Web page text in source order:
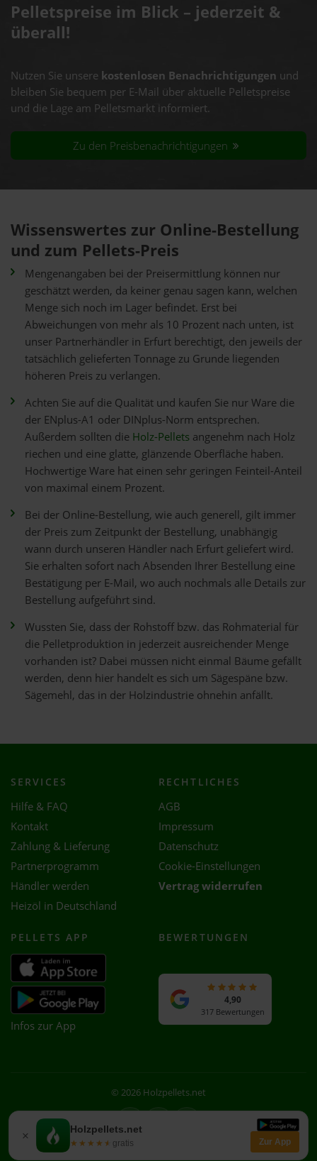
Pelletspreise im Blick – jederzeit &
überall!
Nutzen Sie unsere kostenlosen Benachrichtigungen und
bleiben Sie bequem per E-Mail über aktuelle Pelletspreise
und die Lage am Pelletsmarkt informiert.
Zu den Preisbenachrichtigungen
Wissenswertes zur Online-Bestellung
und zum Pellets-Preis
Mengenangaben bei der Preisermittlung können nur
geschätzt werden, da keiner genau sagen kann, welchen
Menge sich noch im Lager befindet. Erst bei
Abweichungen von mehr als 10 Prozent nach unten, ist
unser Partnerhändler in Erfurt berechtigt, den jeweils der
tatsächlich gelieferten Tonnage zu Grunde liegenden
höheren Preis zu verlangen.
Achten Sie auf die Qualität und kaufen Sie nur Ware die
der ENplus-A1 oder DINplus-Norm entsprechen.
Außerdem sollten die Holz-Pellets angenehm nach Holz
riechen und eine glatte, glänzende Oberfläche haben.
Hochwertige Ware hat einen sehr geringen Feinteil-Anteil
von maximal einem Prozent.
Bei der Online-Bestellung, wie auch generell, gilt immer
der Preis zum Zeitpunkt der Bestellung, unabhängig
wann durch unseren Händler nach Erfurt geliefert wird.
Sie erhalten sofort nach Absenden Ihrer Bestellung eine
Bestätigung per E-Mail, wo auch nochmals alle Details zur
Bestellung aufgeführt sind.
Wussten Sie, dass der Rohstoff bzw. das Rohmaterial für
die Pelletproduktion in jederzeit ausreichender Menge
vorhanden ist? Dabei müssen nicht einmal Bäume gefällt
werden, denn hier handelt es sich um Sägespäne bzw.
Sägemehl, das in der Holzindustrie ohnehin anfällt.
× Holzpellets.net
★★★★★
★★★★★ gratis Zur App
SERVICES
Hilfe & FAQ
Kontakt
Zahlung & Lieferung
Partnerprogramm
Händler werden
Heizöl in Deutschland
RECHTLICHES
AGB
Impressum
Datenschutz
Cookie-Einstellungen
Vertrag widerrufen
PELLETS APP
Infos zur App
BEWERTUNGEN
4,90
317 Bewertungen
© 2026 Holzpellets.net
Facebook